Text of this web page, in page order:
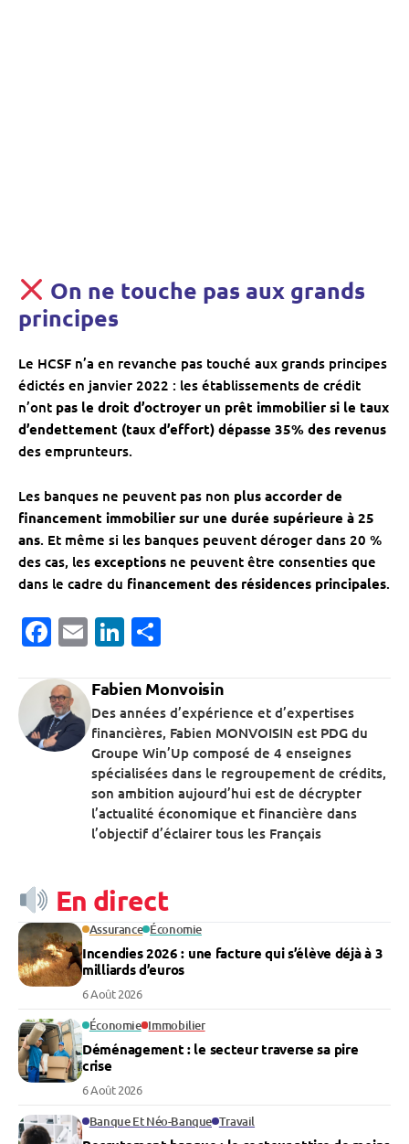
On ne touche pas aux grands
principes
Le HCSF n’a en revanche pas touché aux grands principes
édictés en janvier 2022 : les établissements de crédit
n’ont pas le droit d’octroyer un prêt immobilier si le taux
d’endettement (taux d’effort) dépasse 35% des revenus
des emprunteurs.
Les banques ne peuvent pas non plus accorder de
financement immobilier sur une durée supérieure à 25
ans. Et même si les banques peuvent déroger dans 20 %
des cas, les exceptions ne peuvent être consenties que
dans le cadre du financement des résidences principales.
Facebook
EmailLinkedIn
Fabien Monvoisin
Des années d’expérience et d’expertises
financières, Fabien MONVOISIN est PDG du
Groupe Win’Up composé de 4 enseignes
spécialisées dans le regroupement de crédits,
son ambition aujourd’hui est de décrypter
l’actualité économique et financière dans
l’objectif d’éclairer tous les Français
En direct
Assurance Économie
Incendies 2026 : une facture qui s’élève déjà à 3
milliards d’euros
6 Août 2026
Économie Immobilier
Déménagement : le secteur traverse sa pire
crise
6 Août 2026
Banque Et Néo-Banque Travail